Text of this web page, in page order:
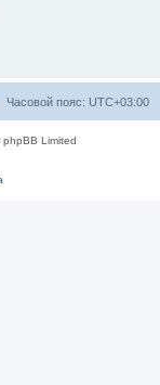
Часовой пояс: UTC+03:00
Limited